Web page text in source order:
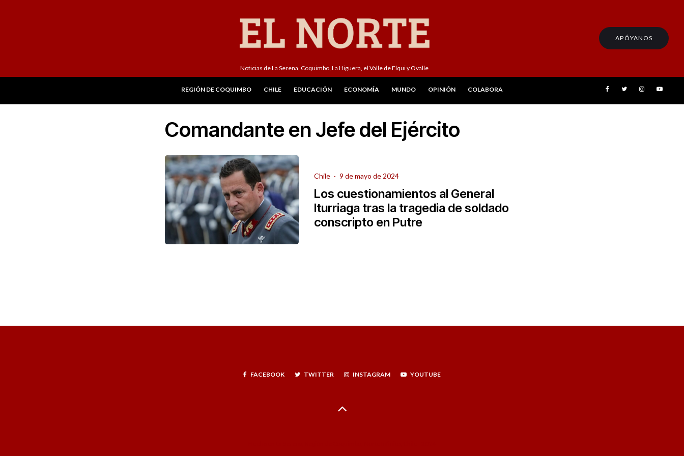
Noticias de La Serena, Coquimbo, La Higuera, el Valle de Elqui y Ovalle
APÓYANOS
REGIÓN DE COQUIMBO CHILE EDUCACIÓN ECONOMÍA MUNDO OPINIÓN COLABORA
Comandante en Jefe del Ejército
Chile · 9 de mayo de 2024
Los cuestionamientos al General
Iturriaga tras la tragedia de soldado
conscripto en Putre
FACEBOOK TWITTER INSTAGRAM YOUTUBE